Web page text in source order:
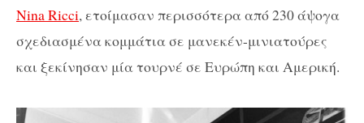
Nina Ricci, ετοίμασαν περισσότερα από 230 άψογα
σχεδιασμένα κομμάτια σε μανεκέν-μινιατούρες
και ξεκίνησαν μία τουρνέ σε Ευρώπη και Αμερική.